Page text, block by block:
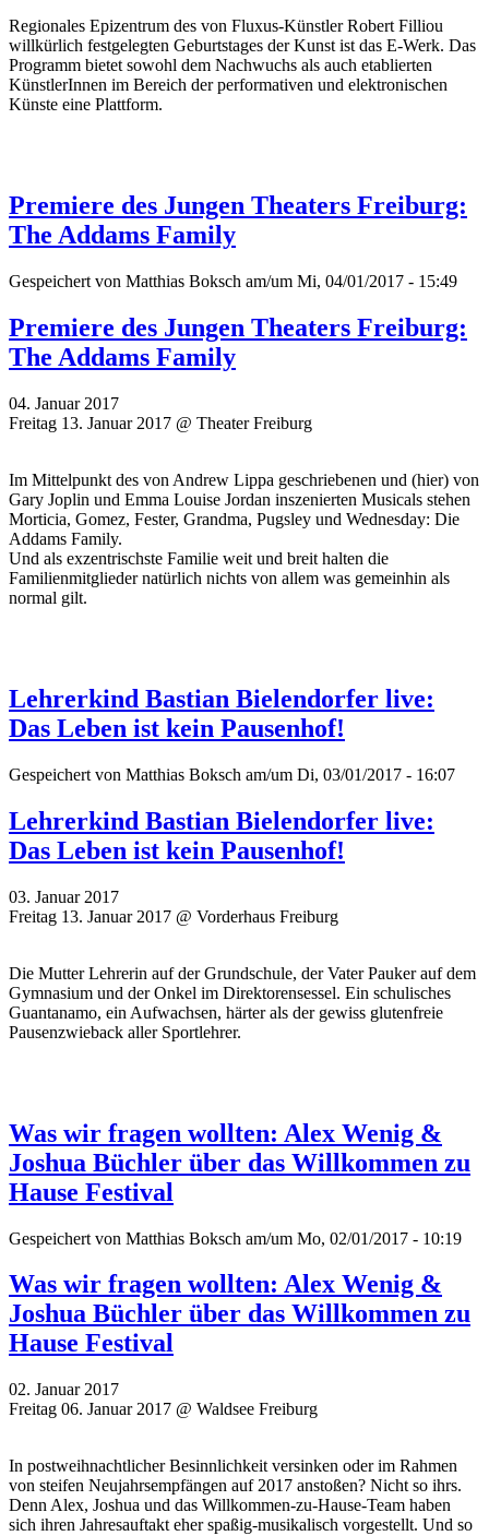
Regionales Epizentrum des von Fluxus-Künstler Robert Filliou
willkürlich festgelegten Geburtstages der Kunst ist das E-Werk. Das
Programm bietet sowohl dem Nachwuchs als auch etablierten
KünstlerInnen im Bereich der performativen und elektronischen
Künste eine Plattform.
Premiere des Jungen Theaters Freiburg:
The Addams Family
Gespeichert von Matthias Boksch am/um Mi, 04/01/2017 - 15:49
Premiere des Jungen Theaters Freiburg:
The Addams Family
04. Januar 2017
Freitag 13. Januar 2017 @ Theater Freiburg
Im Mittelpunkt des von Andrew Lippa geschriebenen und (hier) von
Gary Joplin und Emma Louise Jordan inszenierten Musicals stehen
Morticia, Gomez, Fester, Grandma, Pugsley und Wednesday: Die
Addams Family.
Und als exzentrischste Familie weit und breit halten die
Familienmitglieder natürlich nichts von allem was gemeinhin als
normal gilt.
Lehrerkind Bastian Bielendorfer live:
Das Leben ist kein Pausenhof!
Gespeichert von Matthias Boksch am/um Di, 03/01/2017 - 16:07
Lehrerkind Bastian Bielendorfer live:
Das Leben ist kein Pausenhof!
03. Januar 2017
Freitag 13. Januar 2017 @ Vorderhaus Freiburg
Die Mutter Lehrerin auf der Grundschule, der Vater Pauker auf dem
Gymnasium und der Onkel im Direktorensessel. Ein schulisches
Guantanamo, ein Aufwachsen, härter als der gewiss glutenfreie
Pausenzwieback aller Sportlehrer.
Was wir fragen wollten: Alex Wenig &
Joshua Büchler über das Willkommen zu
Hause Festival
Gespeichert von Matthias Boksch am/um Mo, 02/01/2017 - 10:19
Was wir fragen wollten: Alex Wenig &
Joshua Büchler über das Willkommen zu
Hause Festival
02. Januar 2017
Freitag 06. Januar 2017 @ Waldsee Freiburg
In postweihnachtlicher Besinnlichkeit versinken oder im Rahmen
von steifen Neujahrsempfängen auf 2017 anstoßen? Nicht so ihrs.
Denn Alex, Joshua und das Willkommen-zu-Hause-Team haben
sich ihren Jahresauftakt eher spaßig-musikalisch vorgestellt. Und so